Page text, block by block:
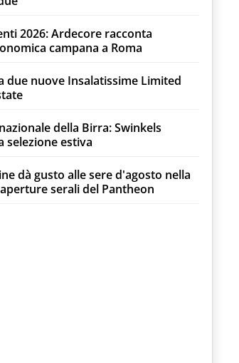
2026: Ardecore racconta
campana a Roma
due nuove Insalatissime Limited
della Birra: Swinkels
selezione estiva
dà gusto alle sere d'agosto nella
serali del Pantheon